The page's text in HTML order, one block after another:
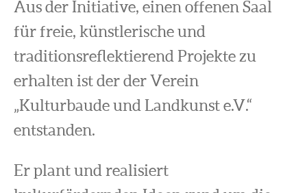
Aus der Initiative, einen offenen Saal
für freie, künstlerische und
traditionsreflektierend Projekte zu
erhalten ist der der Verein
„Kulturbaude und Landkunst e.V.“
entstanden.
Er plant und realisiert